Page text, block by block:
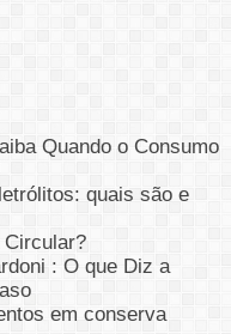
Quando o Consumo
quais são e
Circular?
: O que Diz a
em conserva